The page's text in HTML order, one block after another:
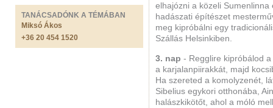
TANÁCSADÓNK A TÉMÁBAN
Miksó Ákos
+36 20 454 1520
elhajózni a közeli
hadászati építészet
meg kipróbálni egy
Szállás Helsinkiben.
3. nap - Regglire kipróbálod
a karjalanpiirakkát, majd
Ha szereted a komolyzenét,
Sibelius egykori otthonába,
halászkikötőt, ahol a móló